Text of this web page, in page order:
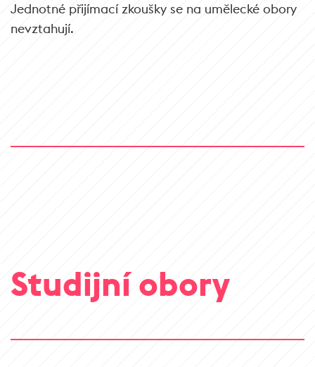
Jednotné přijímací zkoušky se na umělecké obory
nevztahují.
Studijní obory